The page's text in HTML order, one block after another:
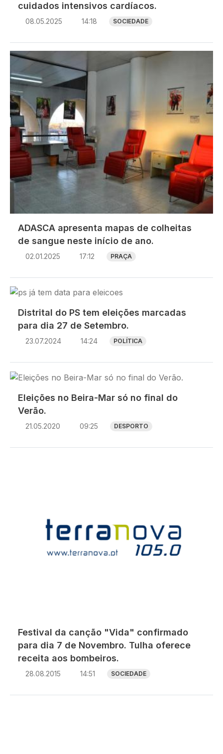
cuidados intensivos cardíacos.
08.05.2025 14:18 SOCIEDADE
Imagem
ADASCA apresenta mapas de colheitas
de sangue neste início de ano.
02.01.2025 17:12 PRAÇA
Imagem
Distrital do PS tem eleições marcadas
para dia 27 de Setembro.
23.07.2024 14:24 POLÍTICA
Imagem
Eleições no Beira-Mar só no final do
Verão.
21.05.2020 09:25 DESPORTO
Festival da canção "Vida" confirmado
para dia 7 de Novembro. Tulha oferece
receita aos bombeiros.
28.08.2015 14:51 SOCIEDADE